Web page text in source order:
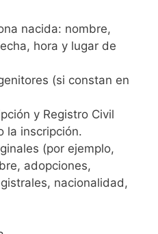
nacida: nombre,
hora y lugar de
(si constan en
y Registro Civil
la inscripción.
(por ejemplo,
adopciones,
nacionalidad,